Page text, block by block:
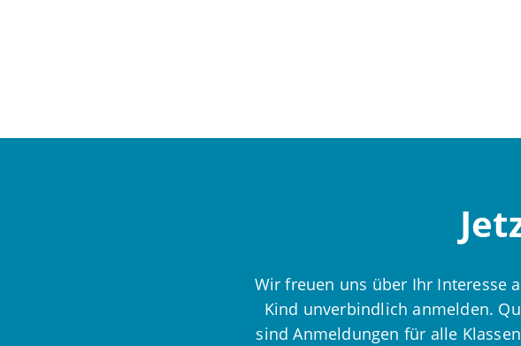
Wir freuen uns über Ihr Interesse
Kind unverbindlich anmelden.
sind Anmeldungen für alle